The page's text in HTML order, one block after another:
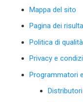
Mappa del sito
Pagina dei
Politica di qualità
Privacy e
Programmatori